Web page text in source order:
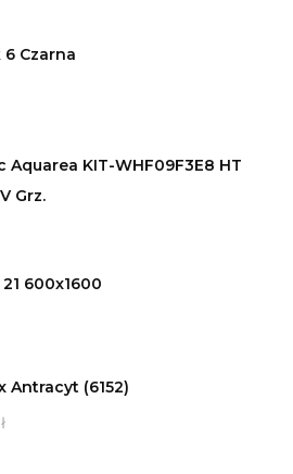
Czarna
Aquarea KIT-WHF09F3E8 HT
Grz.
600x1600
Antracyt (6152)